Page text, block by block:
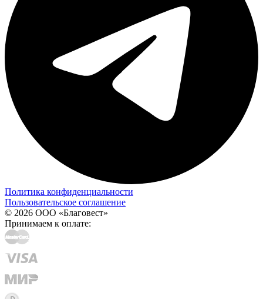
Политика конфиденциальности
Пользовательское соглашение
© 2026 ООО «Благовест»
Принимаем к оплате: